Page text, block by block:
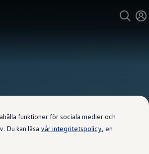
funktioner för sociala medier och
Du kan läsa vår integritetspolicy, en